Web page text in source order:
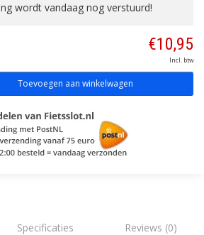
wordt vandaag nog verstuurd!
€10,95
Incl. btw
Toevoegen aan winkelwagen
Specificaties Reviews (0)